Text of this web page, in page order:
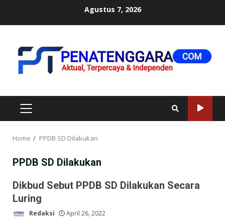
Agustus 7, 2026
PRIMARY
MENU
Home PPDB SD Dilakukan
PPDB SD Dilakukan
Dikbud Sebut PPDB SD Dilakukan Secara
Luring
Redaksi April 26, 2022